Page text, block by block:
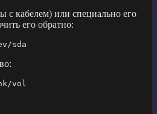
с кабелем) или специально его
его обратно:
sda
vol